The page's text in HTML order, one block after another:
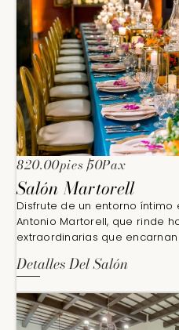
820.00pies50Pax
Salón Martorell
Disfrute de un entorno
Antonio Martorell, que rinde
extraordinarias que
Detalles Del Salón